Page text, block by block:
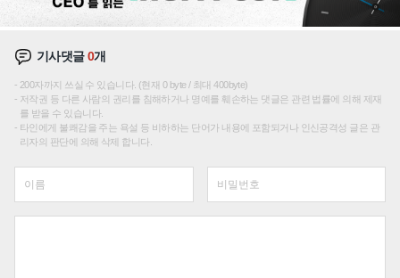
기사댓글0개
200자까지 쓰실 수 있습니다. (현재 0 byte / 최대 400byte)
저작권 등 다른 사람의 권리를 침해하거나 명예를 훼손하는 댓글은 관련 법률에 의해 제재
를 받을 수 있습니다.
타인에게 불쾌감을 주는 욕설 등 비하하는 단어가 내용에 포함되거나 인신공격성 글은 관
리자의 판단에 의해 삭제 합니다.